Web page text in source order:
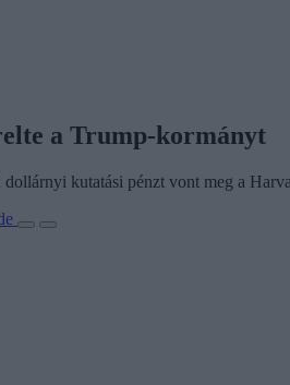
a Trump-kormányt
kutatási pénzt vont meg a